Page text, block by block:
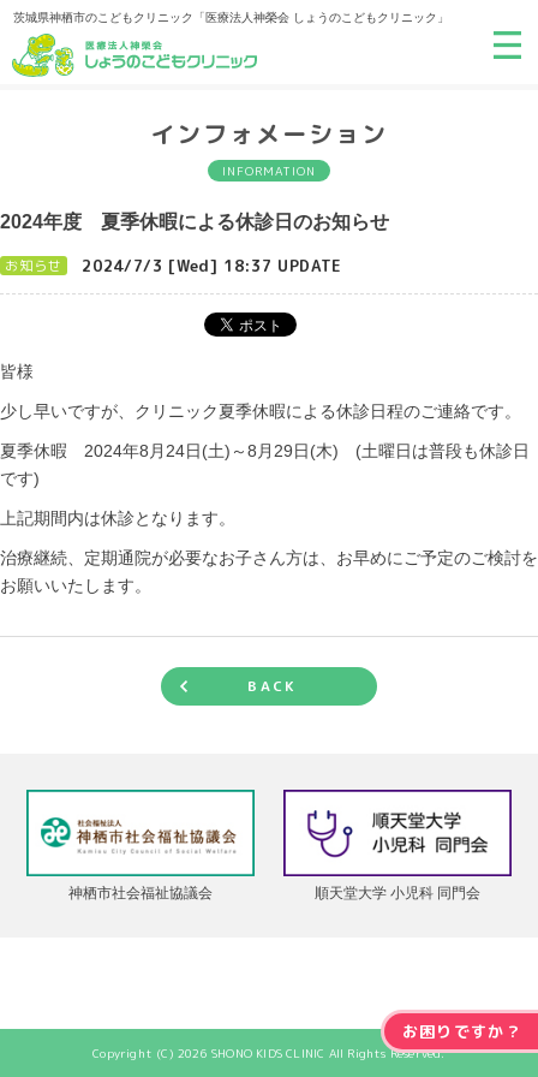
茨城県神栖市のこどもクリニック「医療法人神榮会 しょうのこどもクリニック」
お困りですか？
インフォメーション
INFORMATION
2024年度 夏季休暇による休診日のお知らせ
お知らせ 2024/7/3 [Wed] 18:37 UPDATE
皆様
少し早いですが、クリニック夏季休暇による休診日程のご連絡です。
夏季休暇 2024年8月24日(土)～8月29日(木) (土曜日は普段も休診日
です)
上記期間内は休診となります。
治療継続、定期通院が必要なお子さん方は、お早めにご予定のご検討を
お願いいたします。
BACK
神栖市社会福祉協議会 順天堂大学 小児科 同門会
Copyright (C) 2026 SHONO KIDS CLINIC All Rights Reserved.